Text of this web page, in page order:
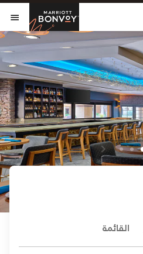
Skip to Content
القائمة